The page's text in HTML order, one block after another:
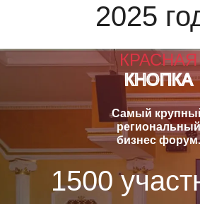
2025
КРАСНАЯ
КНОПКА
Самый
региональный
бизнес форум.
1500